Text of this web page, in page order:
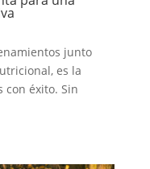
junto
es la
con éxito. Sin